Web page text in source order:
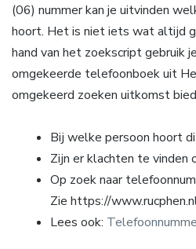
(06) nummer kan je uitvinden
hoort. Het is niet iets wat altijd
hand van het zoekscript gebruik
omgekeerde telefoonboek uit
omgekeerd zoeken uitkomst
Bij welke persoon hoort
Zijn er klachten te vinden
Op zoek naar
Zie https://
Lees ook: